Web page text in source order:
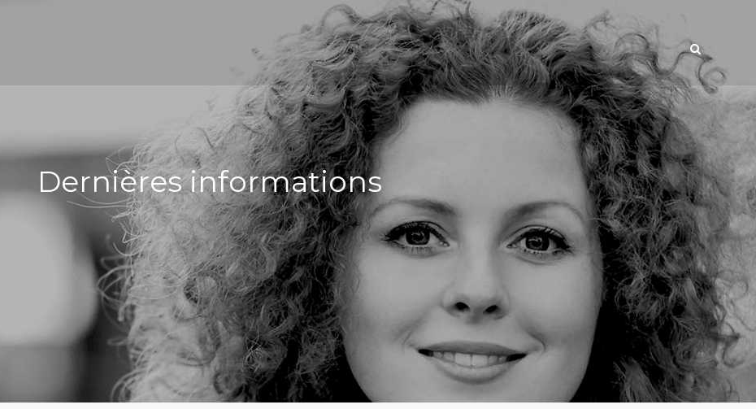
Dernières informations